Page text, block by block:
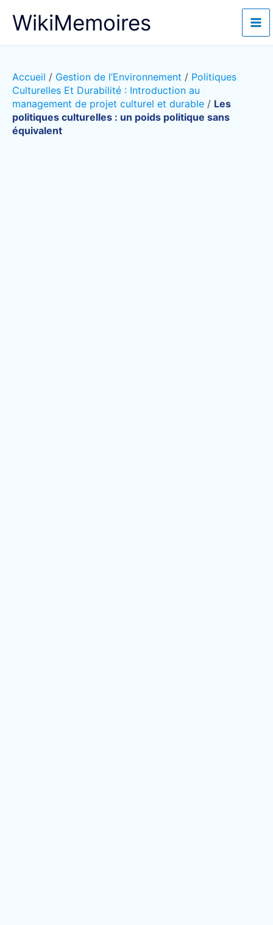
WikiMemoires
Accueil / Gestion de l’Environnement / Politiques
Culturelles Et Durabilité : Introduction au
management de projet culturel et durable / Les
politiques culturelles : un poids politique sans
équivalent